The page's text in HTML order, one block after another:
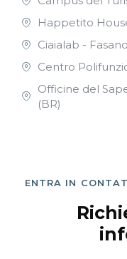
Happetito
Ciaialab -
Centro
Officine del
(BR)
ENTRA IN